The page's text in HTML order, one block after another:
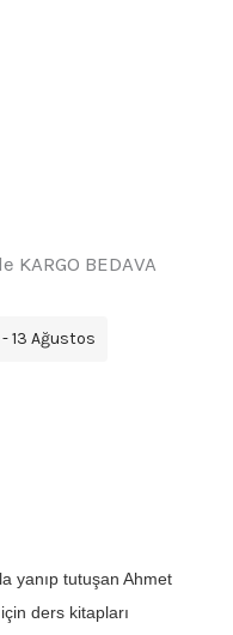
BEDAVA
13 Ağustos
yanıp tutuşan Ahmet
ders kitapları